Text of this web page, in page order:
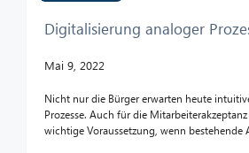
Digitalisierung analoger
Mai 9, 2022
Nicht nur die Bürger erwarten heute
Prozesse. Auch für die
wichtige Voraussetzung, wenn bestehende